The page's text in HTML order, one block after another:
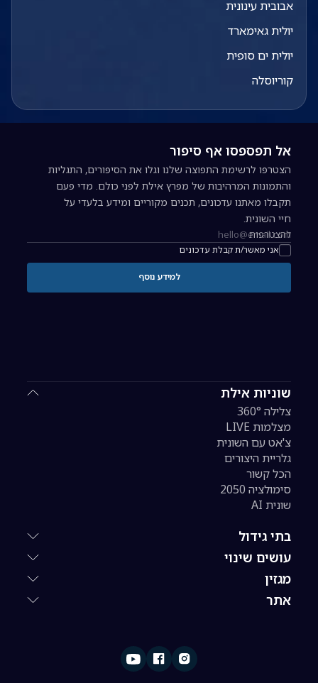
אבובית עינונית
יולית גאימארד
יולית ים סופית
קוריוסלה
שוניות אילת
צלילה 360°
מצלמות LIVE
צ'אט עם השונית
גלריית היצורים
הכל קשור
סימולציה 2050
שונית AI
בתי גידול
עושים שינוי
מגזין
אתר
אל תפספסו אף סיפור
הצטרפו לרשימת התפוצה שלנו וגלו את הסיפורים, התגליות
והתמונות המרהיבות של מפרץ אילת לפני כולם. מדי פעם
תקבלו מאתנו עדכונים, תכנים מקוריים ומידע בלעדי על
חיי השונית.
כתובת אימייל להרשמה לניוזלטר
אני מאשר/ת קבלת עדכונים
להצטרפות
למידע נוסף